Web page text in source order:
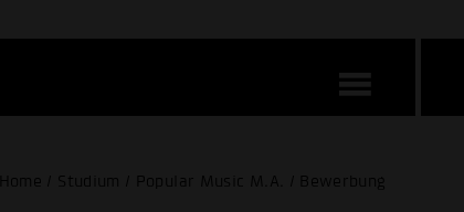
Home / Studium / Popular Music M.A. / Bewerbung